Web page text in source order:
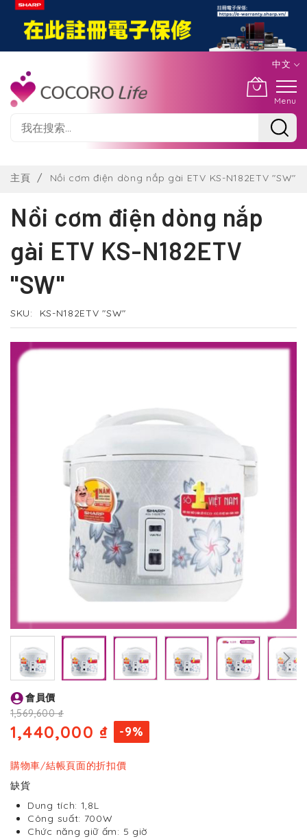
中文
Menu
Content
主頁 Nồi cơm điện dòng nắp gài ETV KS-N182ETV "SW"
Nồi cơm điện dòng nắp
gài ETV KS-N182ETV
"SW"
SKU KS-N182ETV "SW"
Skip
to
to
the
beginning
of
images
會員價
1,569,600 ₫
1,440,000 ₫ -9%
購物車/結帳頁面的折扣價
缺貨
Dung tích: 1,8L
Công suất: 700W
Chức năng giữ ấm: 5 giờ